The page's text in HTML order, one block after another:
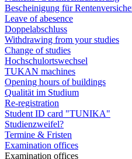
Bescheinigung für
Leave of abesence
Doppelabschluss
Withdrawing from your studies
Change of studies
Hochschulortswechsel
TUKAN machines
Opening hours of buildings
Qualität im Studium
Re-registration
Student ID card "TUNIKA"
Studienzweifel?
Termine & Fristen
Examination offices
Examination offices